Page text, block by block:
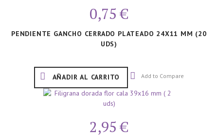
0,75 €
PENDIENTE GANCHO CERRADO PLATEADO 24X11 MM (20
UDS)
AÑADIR AL CARRITO Add to Compare
2,95 €